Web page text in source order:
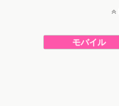
モバイル